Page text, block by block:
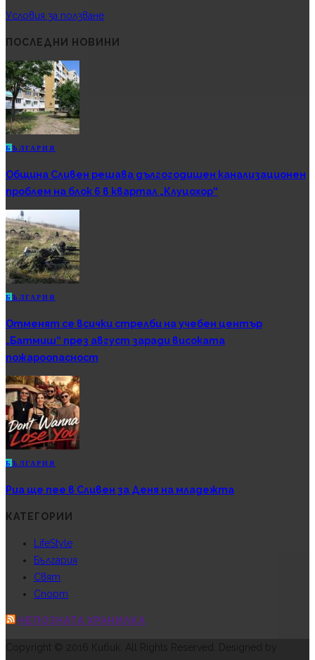
Условия за ползване
ПОСЛЕДНИ НОВИНИ
Б ЪЛГАРИЯ
Община Сливен решава дългогодишен канализационен
проблем на блок 6 в квартал „Клуцохор“
Б ЪЛГАРИЯ
Отменят се всички стрелби на учебен център
„Батмиш“ през август заради високата
пожароопасност
Б ЪЛГАРИЯ
Риа ще пее в Сливен за Деня на младежта
КАТЕГОРИИ
LifeStyle
България
Свят
Спорт
НЕПОЗНАТА ХРАНИЛКА
Copyright © 2016 Кибик. All Rights Reserved. Designed by